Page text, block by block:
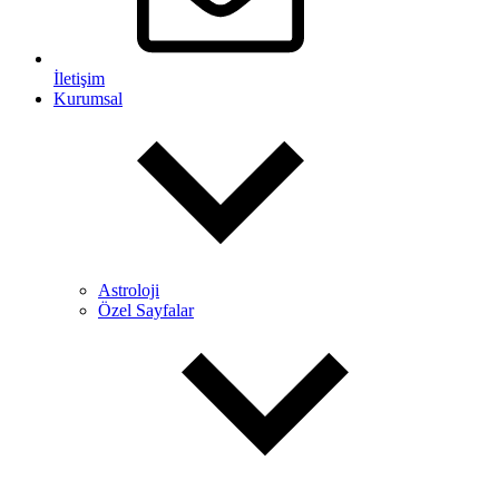
İletişim
Kurumsal
Astroloji
Özel Sayfalar